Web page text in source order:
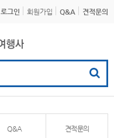
로그인 회원가입 Q&A 견적문의
Q&A 견적문의